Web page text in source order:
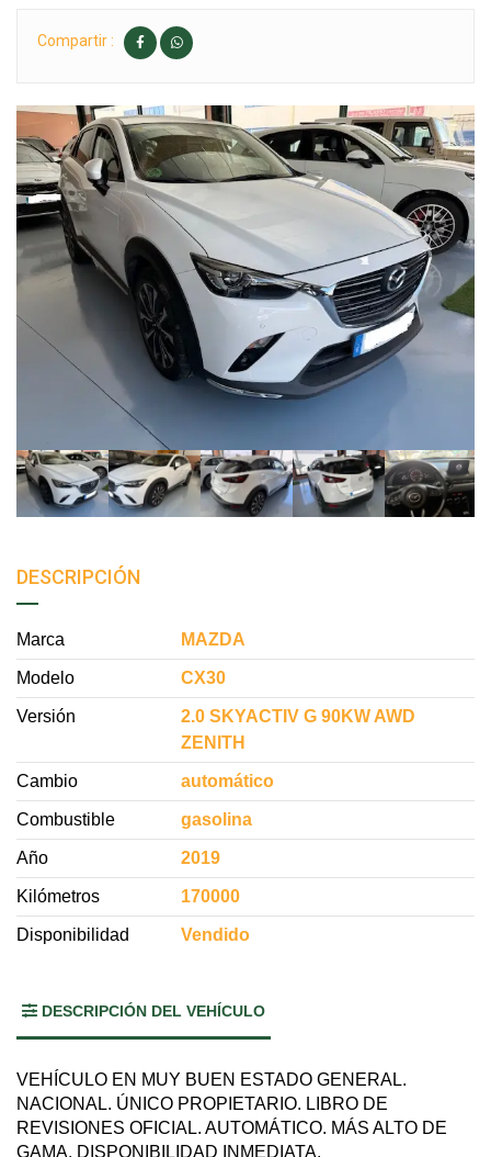
Compartir :
DESCRIPCIÓN
Marca MAZDA
Modelo CX30
Versión
2.0 SKYACTIV G 90KW AWD
ZENITH
Cambio automático
Combustible gasolina
Año 2019
Kilómetros 170000
Disponibilidad Vendido
DESCRIPCIÓN DEL VEHÍCULO
VEHÍCULO EN MUY BUEN ESTADO GENERAL.
NACIONAL. ÚNICO PROPIETARIO. LIBRO DE
REVISIONES OFICIAL. AUTOMÁTICO. MÁS ALTO DE
GAMA. DISPONIBILIDAD INMEDIATA.